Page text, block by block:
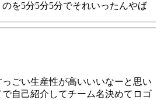
を5分5分5分でそれいったんやば
ごい生産性が高いいいなーと思い
自己紹介してチーム名決めてロゴ